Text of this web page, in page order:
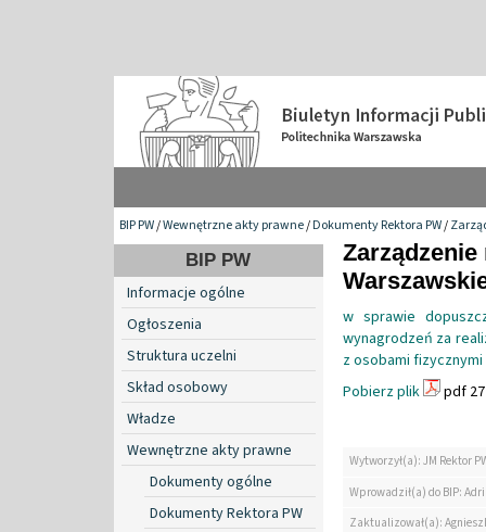
BIP PW/Wewnętrzne akty prawne/Dokumenty Rektora PW/
BIP PW
Informacje ogólne
Ogłoszenia
Struktura uczelni
Skład osobowy
Władze
Wewnętrzne akty prawne
Dokumenty ogólne
Dokumenty Rektora PW
w sprawie
wynagrodzeń za
z osobami fizycznymi
Pobierz plik
pdf
Wytworzył(a): JM Rektor
Wprowadził(a) do BIP:
Zaktualizował(a):